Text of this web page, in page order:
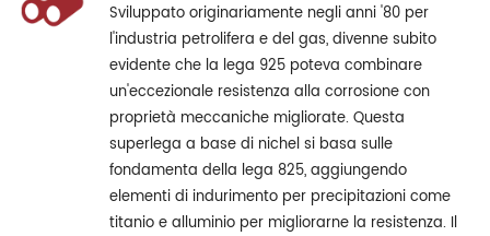
Sviluppato originariamente negli anni '80 per
l'industria petrolifera e del gas, divenne subito
evidente che la lega 925 poteva combinare
un'eccezionale resistenza alla corrosione con
proprietà meccaniche migliorate. Questa
superlega a base di nichel si basa sulle
fondamenta della lega 825, aggiungendo
elementi di indurimento per precipitazioni come
titanio e alluminio per migliorarne la resistenza. Il